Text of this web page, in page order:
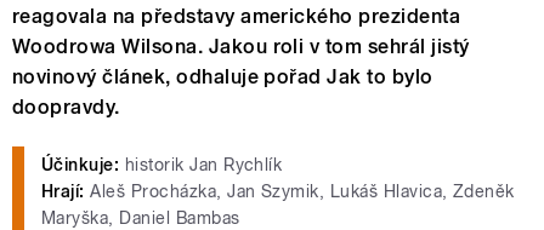
reagovala na představy amerického prezidenta
Woodrowa Wilsona. Jakou roli v tom sehrál jistý
novinový článek, odhaluje pořad Jak to bylo
doopravdy.
Účinkuje: historik Jan Rychlík
Hrají: Aleš Procházka, Jan Szymik, Lukáš Hlavica, Zdeněk
Maryška, Daniel Bambas